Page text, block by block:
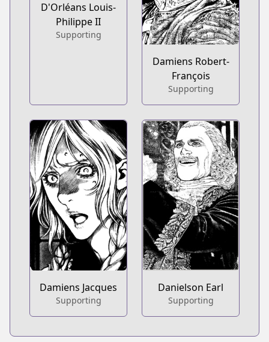
D'Orléans Louis-
Philippe II
Supporting
Damiens Robert-
François
Supporting
Damiens Jacques
Supporting
Danielson Earl
Supporting